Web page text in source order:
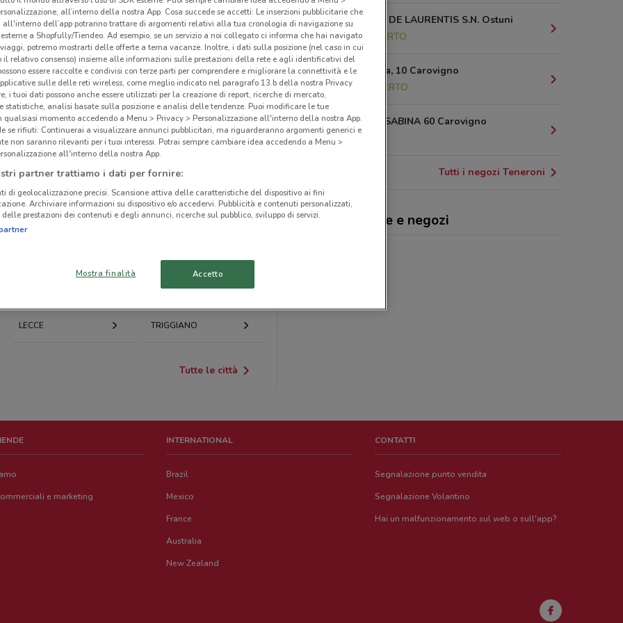
volantini nella tua zona. Riprova più tardi.
FASANO
FRANCAVILLA
GIOIA DEL COLLE
LECCE TRIGGIANO
Tutte le città
VIA PIETRO DE LAURENTIS S.N. Ostuni
856 m
APERTO
Viale Foggia, 10 Carovigno
7.2 km
APERTO
Via SANTA SABINA 60 Carovigno
7.8 km
Tutti i negozi Teneroni
Teneroni, offerte e negozi
e marketing
INTERNATIONAL
Brazil
Mexico
France
Australia
New Zealand
CONTATTI
Segnalazione punto vendita
Segnalazione Volantino
Hai un malfunzionamento sul web o sull'app?
all’interno della nostra App. Cosa succede se accetti: Le inserzioni pubblicitarie che
all'interno dell’app potranno trattare di argomenti relativi alla tua cronologia di navigazione su
a Shopfully/Tiendeo. Ad esempio, se un servizio a noi collegato ci informa che hai navigato
potremo mostrarti delle offerte a tema vacanze. Inoltre, i dati sulla posizione (nel caso in cui
il relativo consenso) insieme alle informazioni sulle prestazioni della rete e agli identificativi del
essere raccolte e condivisi con terze parti per comprendere e migliorare la connettività e le
sulle delle reti wireless, come meglio indicato nel paragrafo 13.b della nostra Privacy
i tuoi dati possono anche essere utilizzati per la creazione di report, ricerche di mercato,
statistiche, analisi basate sulla posizione e analisi delle tendenze. Puoi modificare le tue
qualsiasi momento accedendo a Menu > Privacy > Personalizzazione all'interno della nostra App.
se rifiuti: Continuerai a visualizzare annunci pubblicitari, ma riguarderanno argomenti generici e
non saranno rilevanti per i tuoi interessi. Potrai sempre cambiare idea accedendo a Menu >
all'interno della nostra App.
partner trattiamo i dati per fornire:
di geolocalizzazione precisi. Scansione attiva delle caratteristiche del dispositivo ai fini
Archiviare informazioni su dispositivo e/o accedervi. Pubblicità e contenuti personalizzati,
prestazioni dei contenuti e degli annunci, ricerche sul pubblico, sviluppo di servizi.
Mostra finalità Accetto